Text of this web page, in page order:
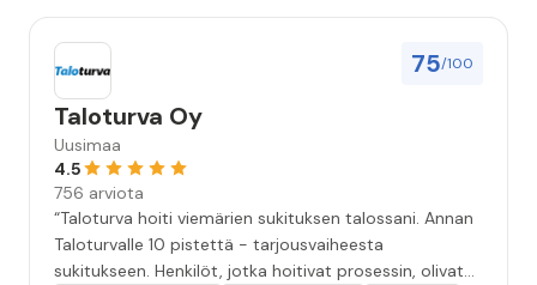
75/100
Taloturva Oy
Uusimaa
4.5
756 arviota
“Taloturva hoiti viemärien sukituksen talossani. Annan
Taloturvalle 10 pistettä - tarjousvaiheesta
sukitukseen. Henkilöt, jotka hoitivat prosessin, olivat